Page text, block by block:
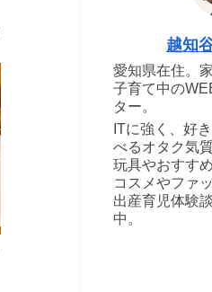
越知
愛知県在住。
子育て中の
ター。
ITに強く、好
べるオタク気質
玩具やおすす
コスメやファ
出産育児体験
中。